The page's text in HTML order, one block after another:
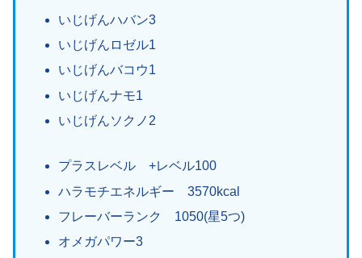
いじげんハバン3
いじげんロゼル1
いじげんバコウ1
いじげんナモ1
いじげんソクノ2
プラスレベル +レベル100
ハラモチエネルギー 3570kcal
フレーバーランク 1050(星5つ)
オメガパワー3